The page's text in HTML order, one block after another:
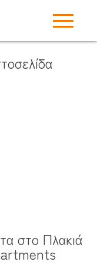
στο Πλακιά